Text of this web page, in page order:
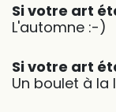
Si votre art
L'automne :-)
Si votre art
Un boulet à la